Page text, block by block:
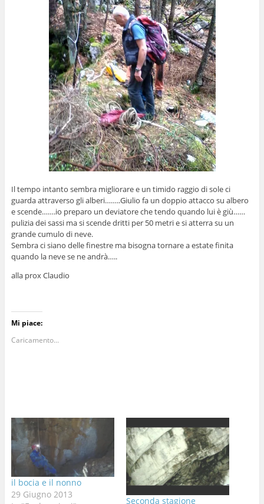
Il tempo intanto sembra migliorare e un timido raggio di sole ci
guarda attraverso gli alberi……..Giulio fa un doppio attacco su albero
e scende…….io preparo un deviatore che tendo quando lui è giù……
pulizia dei sassi ma si scende dritti per 50 metri e si atterra su un
grande cumulo di neve.
Sembra ci siano delle finestre ma bisogna tornare a estate finita
quando la neve se ne andrà…..
alla prox Claudio
Mi piace:
Caricamento...
il bocia e il nonno
29 Giugno 2013
Seconda stagione